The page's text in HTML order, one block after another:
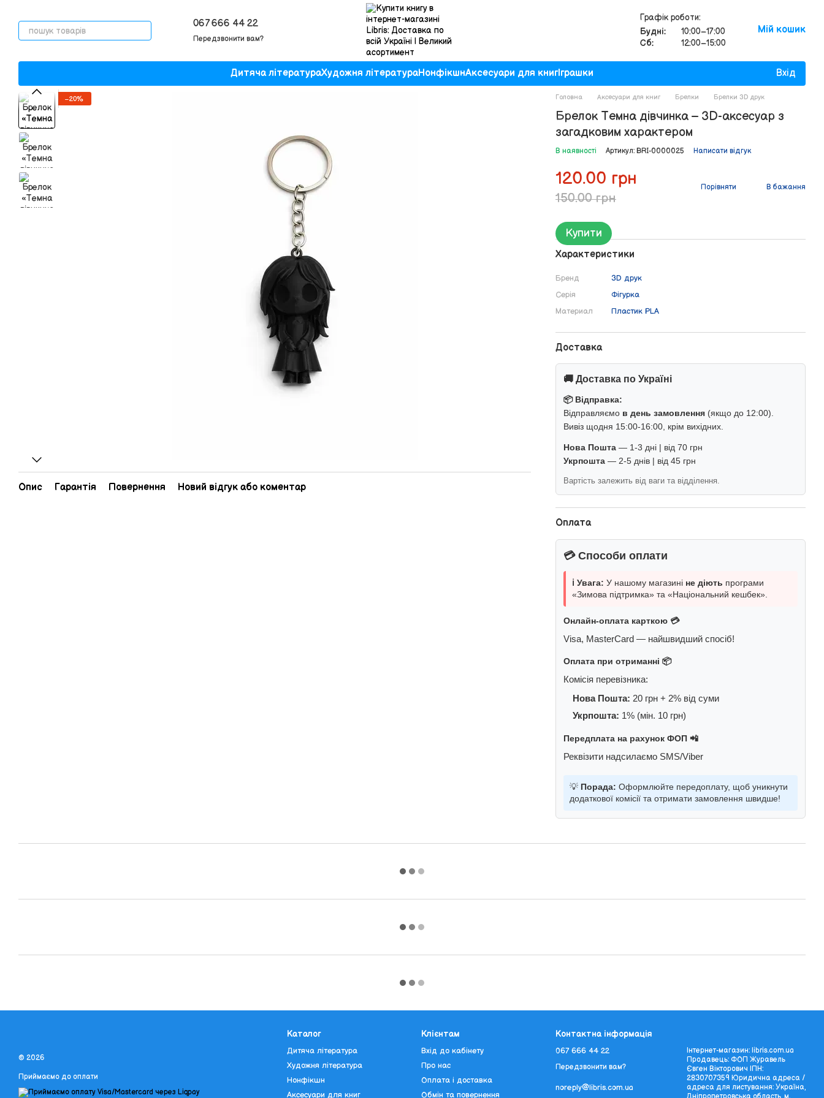
067 666 44 22
Передзвонити вам?
Графік роботи:
Будні:
10:00–17:00
Сб:
12:00–15:00
Мій кошик
Дитяча літератураХудожня літератураНонфікшнАксесуари для книгІграшки Вхід
−20%
Опис Гарантія Повернення Новий відгук або коментар
Головна Аксесуари для книг Брелки Брелки 3D друк
Брелок Темна дівчинка – 3D-аксесуар з
загадковим характером
В наявності Артикул: BRI-0000025 Написати відгук
120.00 грн
150.00 грн
Порівняти В бажання
Купити
Характеристики
Бренд
3D друк
Серія
Фігурка
Материал
Пластик PLA
Доставка
🚚 Доставка по Україні
📦 Відправка:
Відправляємо в день замовлення (якщо до 12:00).
Вивіз щодня 15:00-16:00, крім вихідних.
Нова Пошта — 1-3 дні | від 70 грн
Укрпошта — 2-5 днів | від 45 грн
Вартість залежить від ваги та відділення.
Оплата
💳 Способи оплати
ℹ️ Увага: У нашому магазині не діють програми
«Зимова підтримка» та «Національний кешбек».
Онлайн-оплата карткою 💳
Visa, MasterCard — найшвидший спосіб!
Оплата при отриманні 📦
Комісія перевізника:
Нова Пошта: 20 грн + 2% від суми
Укрпошта: 1% (мін. 10 грн)
Передплата на рахунок ФОП 📲
Реквізити надсилаємо SMS/Viber
💡 Порада: Оформлюйте передоплату, щоб уникнути
додаткової комісії та отримати замовлення швидше!
© 2026
Приймаємо до оплати
Каталог
Дитяча література
Художня література
Нонфікшн
Аксесуари для книг
Клієнтам
Вхід до кабінету
Про нас
Оплата і доставка
Обмін та повернення
Контактна інформація
067 666 44 22
Передзвонити вам?
noreply@libris.com.ua
Інтернет-магазин: libris.com.ua
Продавець: ФОП Журавель
Євген Вікторович ІПН:
2830707359 Юридична адреса /
адреса для листування: Україна,